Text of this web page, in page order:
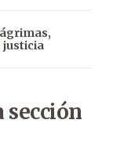
justicia
sección